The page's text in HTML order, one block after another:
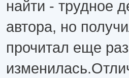
найти - трудное
автора, но
прочитал еще